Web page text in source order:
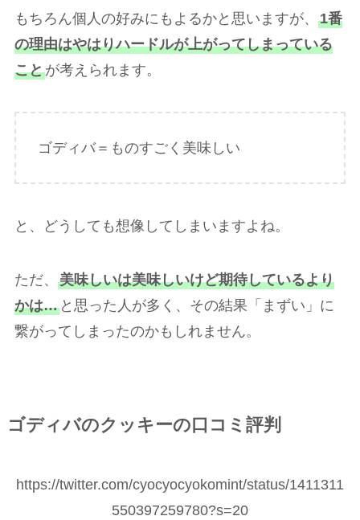
もちろん個人の好みにもよるかと思いますが、 1番
の理由はやはりハードルが上がってしまっている
ことが考えられます。
ゴディバ＝ものすごく美味しい
と、どうしても想像してしまいますよね。
ただ、 美味しいは美味しいけど期待しているより
かは…と思った人が多く、その結果「まずい」に
繋がってしまったのかもしれません。
ゴディバのクッキーの口コミ評判
https://twitter.com/cyocyocyokomint/status/1411311
550397259780?s=20